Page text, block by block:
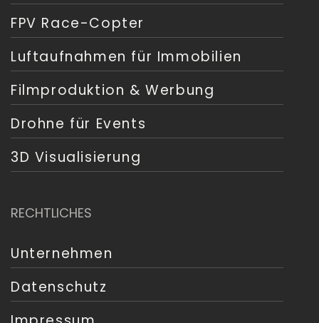
FPV Race-Copter
Luftaufnahmen für Immobilien
Filmproduktion & Werbung
Drohne für Events
3D Visualisierung
RECHTLICHES
Unternehmen
Datenschutz